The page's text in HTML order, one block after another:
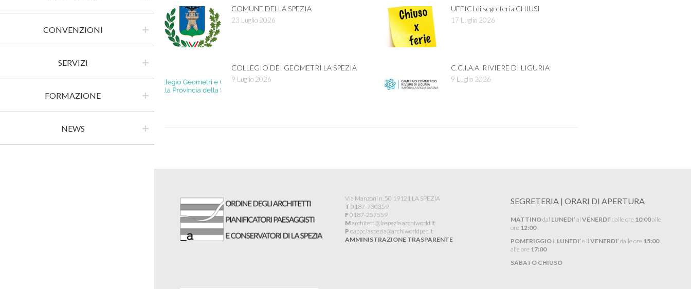
CONVENZIONI
SERVIZI
FORMAZIONE
NEWS
COMUNE DELLA SPEZIA
23 Luglio 2026
UFFICI di segreteria CHIUSI
17 Luglio 2026
COLLEGIO DEI GEOMETRI LA SPEZIA
9 Luglio 2026
C.C.I.A.A. RIVIERE DI LIGURIA
9 Luglio 2026
Via Manzoni n. 50 19121 LA SPEZIA
T 0187-730359
F0187-257559
Marchitetti@laspezia.archiworld.it
P oappc.laspezia@archiworldpec.it​
AMMINISTRAZIONE TRASPARENTE
SEGRETERIA | ORARI DI APERTURA
MATTINOdal LUNEDI’ al VENERDI’ dalle ore 10:00alle
ore 12:00
POMERIGGIOil LUNEDI’ e il VENERDI’ dalle ore 15:00
alle ore 17:00
SABATO CHIUSO